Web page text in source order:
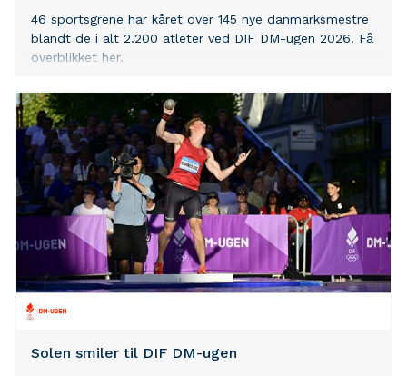
46 sportsgrene har kåret over 145 nye danmarksmestre
blandt de i alt 2.200 atleter ved DIF DM-ugen 2026. Få
overblikket her.
Solen smiler til DIF DM-ugen